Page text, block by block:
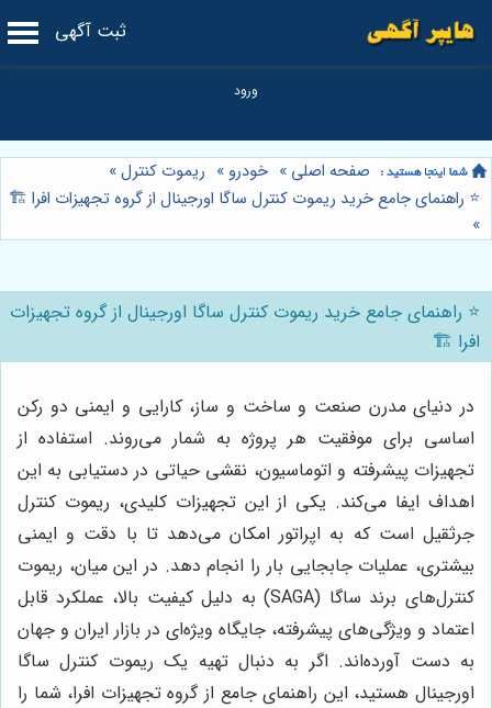
ثبت آگهی
صفحه اصلی » خودرو » ریموت کنترل»
⭐️ راهنمای جامع خرید ریموت کنترل ساگا اورجینال از گروه تجهیزات افرا 🏗️
»
⭐️ راهنمای جامع خرید ریموت کنترل ساگا اورجینال از گروه تجهیزات
افرا 🏗️
در دنیای مدرن صنعت و ساخت و ساز، کارایی و ایمنی دو رکن
اساسی برای موفقیت هر پروژه به شمار می‌روند. استفاده از
تجهیزات پیشرفته و اتوماسیون، نقشی حیاتی در دستیابی به این
اهداف ایفا می‌کند. یکی از این تجهیزات کلیدی، ریموت کنترل
جرثقیل است که به اپراتور امکان می‌دهد تا با دقت و ایمنی
بیشتری، عملیات جابجایی بار را انجام دهد. در این میان، ریموت
کنترل‌های برند ساگا (SAGA) به دلیل کیفیت بالا، عملکرد قابل
اعتماد و ویژگی‌های پیشرفته، جایگاه ویژه‌ای در بازار ایران و جهان
به دست آورده‌اند. اگر به دنبال تهیه یک ریموت کنترل ساگا
اورجینال هستید، این راهنمای جامع از گروه تجهیزات افرا، شما را